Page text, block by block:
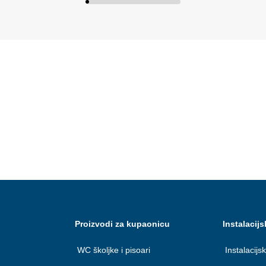
Proizvodi za kupaonicu
WC školjke i pisoari